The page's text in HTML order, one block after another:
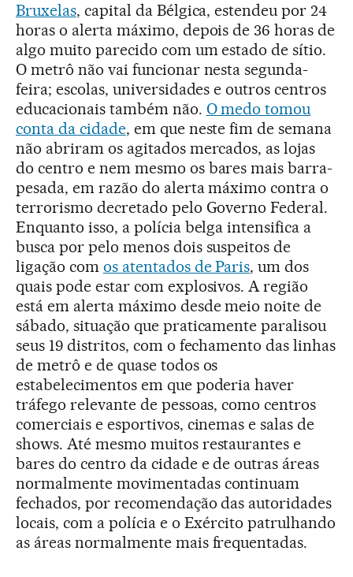
Bruxelas, capital da Bélgica, estendeu por 24
horas o alerta máximo, depois de 36 horas de
algo muito parecido com um estado de sítio.
O metrô não vai funcionar nesta segunda-
feira; escolas, universidades e outros centros
educacionais também não. O medo tomou
conta da cidade, em que neste fim de semana
não abriram os agitados mercados, as lojas
do centro e nem mesmo os bares mais barra-
pesada, em razão do alerta máximo contra o
terrorismo decretado pelo Governo Federal.
Enquanto isso, a polícia belga intensifica a
busca por pelo menos dois suspeitos de
ligação com os atentados de Paris, um dos
quais pode estar com explosivos. A região
está em alerta máximo desde meio noite de
sábado, situação que praticamente paralisou
seus 19 distritos, com o fechamento das linhas
de metrô e de quase todos os
estabelecimentos em que poderia haver
tráfego relevante de pessoas, como centros
comerciais e esportivos, cinemas e salas de
shows. Até mesmo muitos restaurantes e
bares do centro da cidade e de outras áreas
normalmente movimentadas continuam
fechados, por recomendação das autoridades
locais, com a polícia e o Exército patrulhando
as áreas normalmente mais frequentadas.